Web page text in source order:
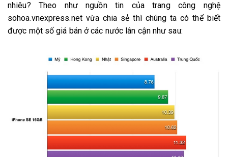
nhiêu? Theo như nguồn tin của trang công nghệ
sohoa.vnexpress.net vừa chia sẻ thì chúng ta có thể biết
được một số giá bán ở các nước lân cận như sau: